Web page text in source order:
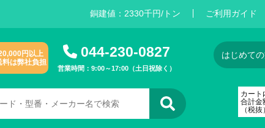
銅建値： 2330千円/トン ご利用ガイド
円以上
料は弊社負担
044-230-0827
営業時間：9:00～17:00（土日祝除く）
はじめて
カート
合計金
（税抜